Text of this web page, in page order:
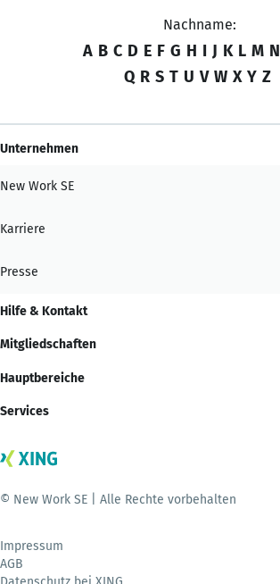
Nachname:
A B C D E F G H I J K L M N
Q R S T U V W X Y Z
Unternehmen
New Work SE
Karriere
Presse
Hilfe & Kontakt
Mitgliedschaften
Hauptbereiche
Services
© New Work SE | Alle Rechte vorbehalten
Impressum
AGB